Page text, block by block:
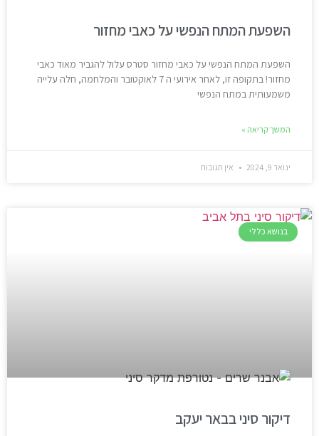
השפעת המתח הנפשי על כאבי מחזור
השפעת המתח הנפשי על כאבי מחזור סטרס עלול להגביר מאוד כאבי
מחזור! בתקופה זו, לאחר אירועי ה 7 לאוקטובר והמלחמה, חלה עלייה
משמעותית במתח הנפשי
המשך קריאה »
ינואר 9, 2024 אין תגובות
בנושא כללי
דיקור סיני בבאר יעקב